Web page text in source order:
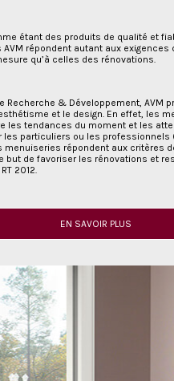
étant des produits de qualité et
répondent autant aux
qu’à celles des rénovations.
Recherche & Développement, AVM
et le design. En effet, les
les tendances du moment et les
les particuliers ou les professionnels
menuiseries répondent aux critères
but de favoriser les rénovations et
2012.
EN SAVOIR PLUS